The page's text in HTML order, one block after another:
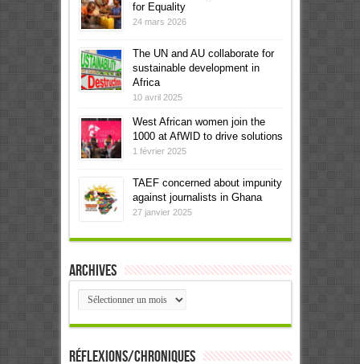
for Equality
24 mars 2026
The UN and AU collaborate for
sustainable development in
Africa
10 avril 2025
West African women join the
1000 at AfWID to drive solutions
1 février 2025
TAEF concerned about impunity
against journalists in Ghana
27 janvier 2025
Archives
Archives
Réflexions/Chroniques